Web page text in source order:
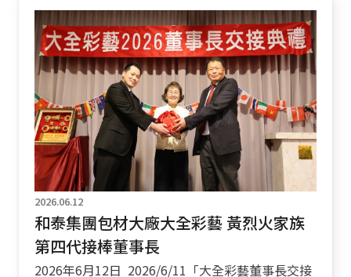
下，最長續航里程高達 135 公里註3，不僅能完全
滿足多數車主日常通勤、市區代步的「零碳排」需
求，更實現了「長程油電、短程純電」的靈活移動
體驗。此外，本次全面支援 CCS1 直流快速充電，
讓車主能迅速補充電能，大幅提升用車便利性。
頂級科技座艙：配備線傳式排檔，豪華與智能科技
氛圍 步入車室，座艙中央換上了極具未來感的
線傳式排檔，細緻精巧的換檔邏輯與俐落質感，瞬
間點亮了豪華座艙的科技氛圍。車內更加入BRIN
NAUB® 透氣類麂皮與豪華皮質座椅，並配置高規
的雙前通風座椅、12.9 吋日本原廠影音主機與
HUD 抬頭顯示器，打造出極致舒適與便利的駕乘環
境。此外，更搭載 TOYOTA Connect 智能聯網系
統註6，車主可透過手機智慧執行充電管理、遠端
隊」年度捐贈儀式，宣布除延續支持桃山國小與嘉
興國小原住民合唱團出國參賽外，更首度跨足「閱
讀」與「體育」兩大領域，成為孩子們最強大的夢
想推手。 五峰國小王賢校長(左一) 、和泰汽車管理
本部翁銘倫本部長(左二) 、新竹縣教育局終身教育
科林盈均科長(左三)、和泰純青基金會張琛惠執行
長(右三)、桃山國小蘇美娟校長(右二)、嘉興國小徐
榮春校長(右一) 「原夢代表隊」計畫自開始以
來，十分重視原住民孩童的教育成長，除了挹注資
金支援外，和泰集團每年舉辦學涯與都市體驗營，
透過實際參訪企業，如長源汽車、車美仕、和運，
了解職場的實際運作，開啟孩子們對未來的想像；
為持續深耕知識教育，和泰集團今年首度與台灣閱
讀文化基金會合作，全力支持「愛的書庫」計畫，
2026.06.12
和泰集團包材大廠大全彩藝 黃烈火家族
第四代接棒董事長
2026年6月12日 2026/6/11「大全彩藝董事長交接